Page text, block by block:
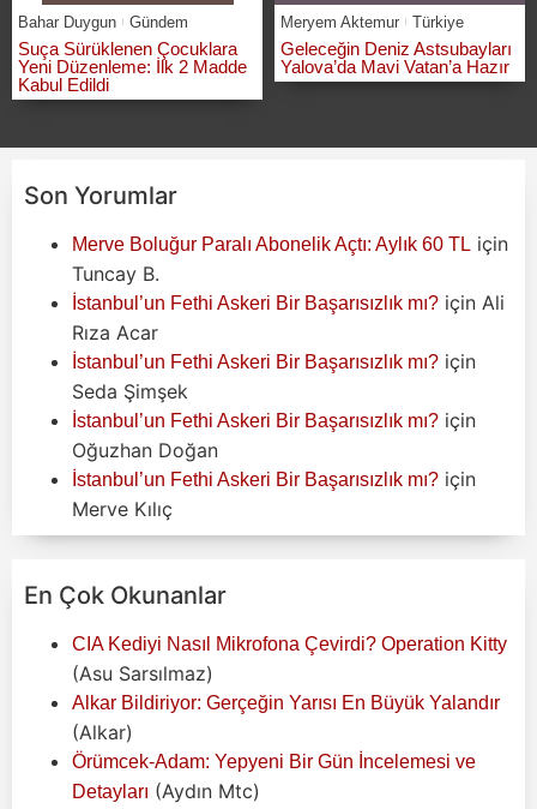
Bahar Duygun Gündem
Suça Sürüklenen Çocuklara
Yeni Düzenleme: İlk 2 Madde
Kabul Edildi
Meryem Aktemur Türkiye
Geleceğin Deniz Astsubayları
Yalova’da Mavi Vatan’a Hazır
Son Yorumlar
Merve Boluğur Paralı Abonelik Açtı: Aylık 60 TL için
Tuncay B.
İstanbul’un Fethi Askeri Bir Başarısızlık mı? için Ali
Rıza Acar
İstanbul’un Fethi Askeri Bir Başarısızlık mı? için
Seda Şimşek
İstanbul’un Fethi Askeri Bir Başarısızlık mı? için
Oğuzhan Doğan
İstanbul’un Fethi Askeri Bir Başarısızlık mı? için
Merve Kılıç
En Çok Okunanlar
CIA Kediyi Nasıl Mikrofona Çevirdi? Operation Kitty
(Asu Sarsılmaz)
Alkar Bildiriyor: Gerçeğin Yarısı En Büyük Yalandır
(Alkar)
Örümcek-Adam: Yepyeni Bir Gün İncelemesi ve
Detayları (Aydın Mtc)